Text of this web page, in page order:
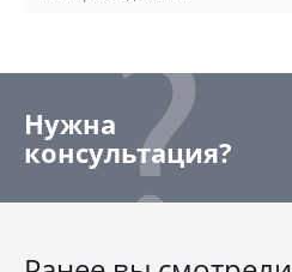
Нужна
консультация?